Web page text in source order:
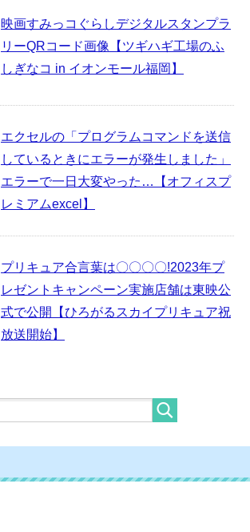
映画すみっコぐらしデジタルスタンプラ
リーQRコード画像【ツギハギ工場のふ
しぎなコ in イオンモール福岡】
エクセルの「プログラムコマンドを送信
しているときにエラーが発生しました」
エラーで一日大変やった…【オフィスプ
レミアムexcel】
プリキュア合言葉は〇〇〇〇!2023年プ
レゼントキャンペーン実施店舗は東映公
式で公開【ひろがるスカイプリキュア祝
放送開始】